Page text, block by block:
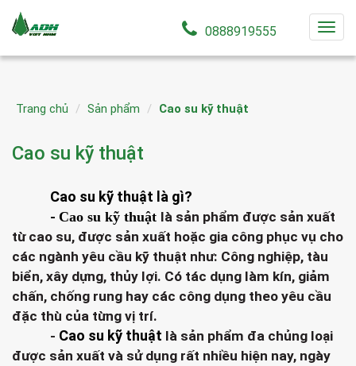
T
i
g
n
0888919555
Trang chủ Sản phẩm Cao su kỹ thuật
Cao su kỹ thuật
Cao su kỹ thuật là gì?
- Cao su kỹ thuật là sản phẩm được sản xuất
từ cao su, được sản xuất hoặc gia công phục vụ cho
các ngành yêu cầu kỹ thuật như: Công nghiệp, tàu
biển, xây dựng, thủy lợi. Có tác dụng làm kín, giảm
chấn, chống rung hay các công dụng theo yêu cầu
đặc thù của từng vị trí.
- Cao su kỹ thuật là sản phẩm đa chủng loại
được sản xuất và sử dụng rất nhiều hiện nay, ngày